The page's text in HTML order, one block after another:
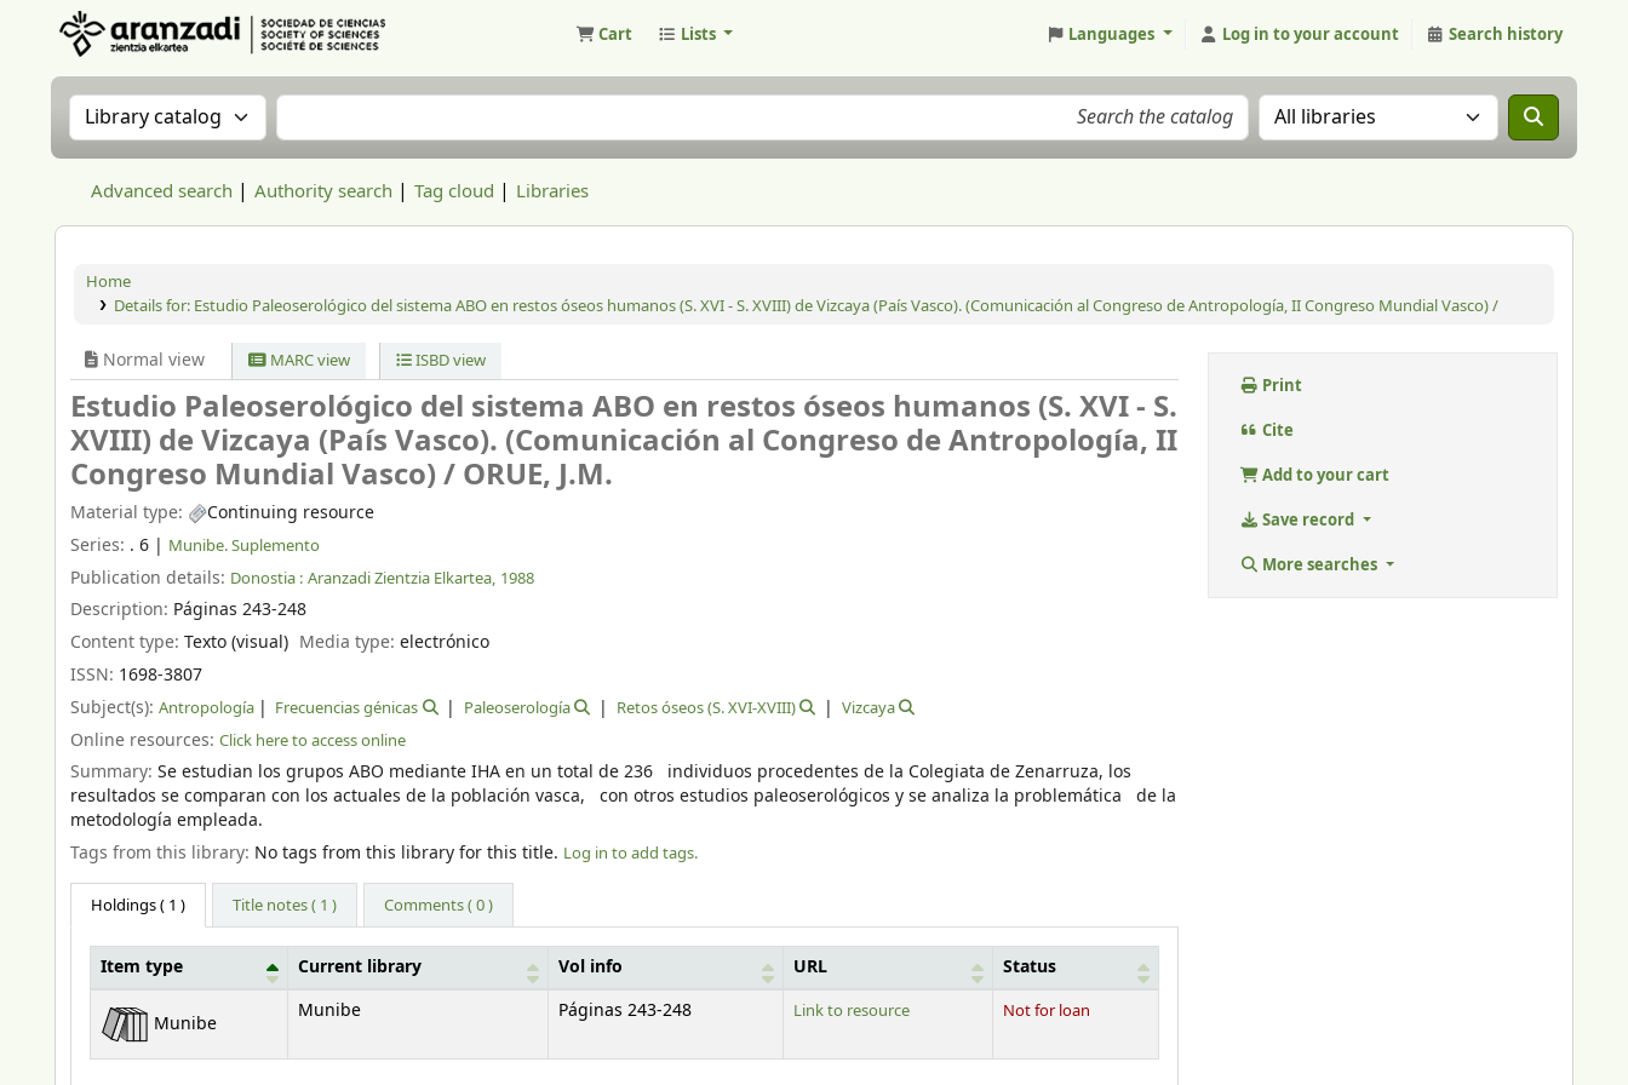
Cart Lists Languages Log in to your account Search history
Search the catalog by:Search the catalog Search the catalog in:
Advanced search Authority search Tag cloud Libraries
Home
Details for: Estudio Paleoserológico del sistema ABO en restos óseos humanos (S. XVI - S. XVIII) de Vizcaya (País Vasco). (Comunicación al Congreso de Antropología, II Congreso Mundial Vasco) /
Normal view MARC view ISBD view
Estudio Paleoserológico del sistema ABO en restos óseos humanos (S. XVI - S.
XVIII) de Vizcaya (País Vasco). (Comunicación al Congreso de Antropología, II
Congreso Mundial Vasco) /ORUE, J.M.
Material type:
Continuing resource
Series: . 6 | Munibe. Suplemento
Publication details: Donostia : Aranzadi Zientzia Elkartea, 1988
Description: Páginas 243-248
Content type: Texto (visual) Media type:electrónico
ISSN: 1698-3807
Subject(s): Antropología Frecuencias génicas Paleoserología Retos óseos (S. XVI-XVIII) Vizcaya
Online resources: Click here to access online
Summary: Se estudian los grupos ABO mediante IHA en un total de 236 individuos procedentes de la Colegiata de Zenarruza, los
resultados se comparan con los actuales de la población vasca, con otros estudios paleoserológicos y se analiza la problemática de la
metodología empleada.
Tags from this library: No tags from this library for this title. Log in to add tags.
Holdings( 1 ) Title notes ( 1 ) Comments ( 0 )
Holdings
Item type Current library Vol info URL Status
Munibe
Munibe Páginas 243-248 Link to resource Not for loan
Print
Cite
Add to your cart
Save record
More searches